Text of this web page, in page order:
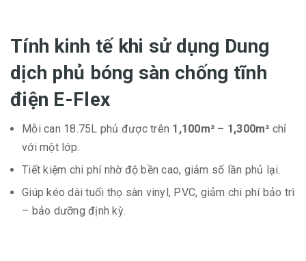
Tính kinh tế khi sử dụng Dung
dịch phủ bóng sàn chống tĩnh
điện E-Flex
Mỗi can 18.75L phủ được trên 1,100m² – 1,300m² chỉ
với một lớp.
Tiết kiệm chi phí nhờ độ bền cao, giảm số lần phủ lại.
Giúp kéo dài tuổi thọ sàn vinyl, PVC, giảm chi phí bảo trì
– bảo dưỡng định kỳ.